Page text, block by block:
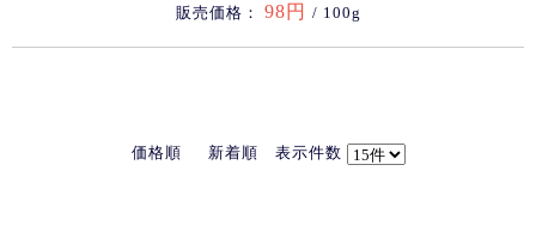
販売価格： 98円 / 100g
価格順 新着順 表示件数